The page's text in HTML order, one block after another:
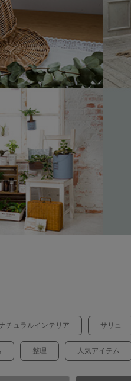
チュラルインテリア サリュ
整理 人気アイテム